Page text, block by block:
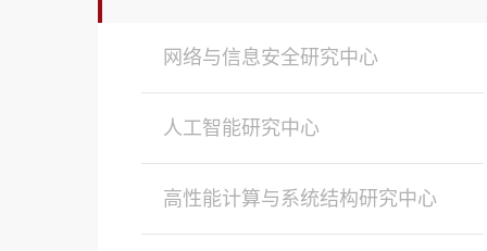
网络与信息安全研究中心
人工智能研究中心
高性能计算与系统结构研究中心